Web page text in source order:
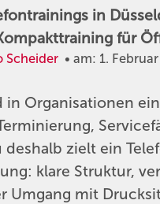
in
für
Scheider • am: 1.
in Organisationen
deshalb zielt ein
klare Struktur,
Umgang mit